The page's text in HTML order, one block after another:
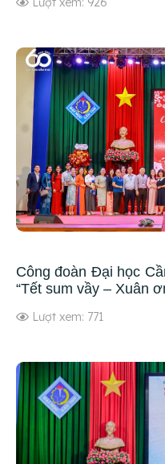
Công đoàn Đại học
“Tết sum vầy – Xuân
Lượt xem: 771